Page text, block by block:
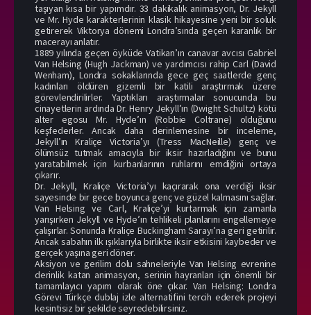
taşıyan kısa bir yapımdır. 33 dakikalık animasyon, Dr. Jekyll
ve Mr. Hyde karakterlerinin klasik hikayesine yeni bir soluk
getirerek Viktorya dönemi Londra’sında geçen karanlık bir
macerayı anlatır.
1889 yılında geçen öyküde Vatikan’ın canavar avcısı Gabriel
Van Helsing (Hugh Jackman) ve yardımcısı rahip Carl (David
Wenham), Londra sokaklarında gece geç saatlerde genç
kadınları öldüren gizemli bir katili araştırmak üzere
görevlendirilirler. Yaptıkları araştırmalar sonucunda bu
cinayetlerin ardında Dr. Henry Jekyll’ın (Dwight Schultz) kötü
alter egosu Mr. Hyde’ın (Robbie Coltrane) olduğunu
keşfederler. Ancak daha derinlemesine bir inceleme,
Jekyll’ın Kraliçe Victoria’yı (Tress MacNeille) genç ve
ölümsüz tutmak amacıyla bir iksir hazırladığını ve bunu
yaratabilmek için kurbanlarının ruhlarını emdiğini ortaya
çıkarır.
Dr. Jekyll, Kraliçe Victoria’yı kaçırarak ona verdiği iksir
sayesinde bir gece boyunca genç ve güzel kalmasını sağlar.
Van Helsing ve Carl, Kraliçe’yi kurtarmak için zamanla
yarışırken Jekyll ve Hyde’ın tehlikeli planlarını engellemeye
çalışırlar. Sonunda Kraliçe Buckingham Sarayı’na geri getirilir.
Ancak sabahın ilk ışıklarıyla birlikte iksir etkisini kaybeder ve
gerçek yaşına geri döner.
Aksiyon ve gerilim dolu sahneleriyle Van Helsing evrenine
derinlik katan animasyon, serinin hayranları için önemli bir
tamamlayıcı yapım olarak öne çıkar. Van Helsing: Londra
Görevi Türkçe dublaj izle alternatifini tercih ederek projeyi
kesintisiz bir şekilde seyredebilirsiniz.